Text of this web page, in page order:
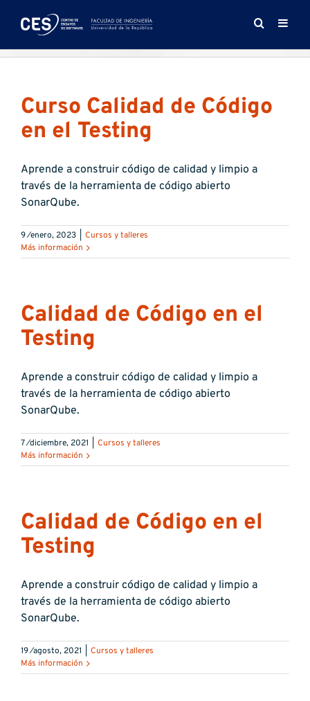
Curso Calidad de Código
en el Testing
Aprende a construir código de calidad y limpio a
través de la herramienta de código abierto
SonarQube.
9 ⁄enero, 2023
Cursos y talleres
Más información
Calidad de Código en el
Testing
Aprende a construir código de calidad y limpio a
través de la herramienta de código abierto
SonarQube.
7 ⁄diciembre, 2021
Cursos y talleres
Más información
Calidad de Código en el
Testing
Aprende a construir código de calidad y limpio a
través de la herramienta de código abierto
SonarQube.
19 ⁄agosto, 2021
Cursos y talleres
Más información